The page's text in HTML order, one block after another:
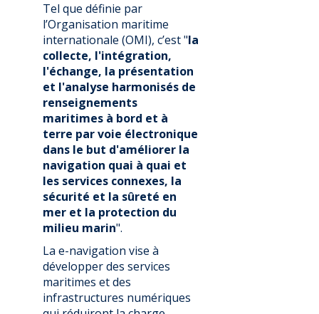
Tel que définie par
l’Organisation maritime
internationale (OMI), c’est "la
collecte, l'intégration,
l'échange, la présentation
et l'analyse harmonisés de
renseignements
maritimes à bord et à
terre par voie électronique
dans le but d'améliorer la
navigation quai à quai et
les services connexes, la
sécurité et la sûreté en
mer et la protection du
milieu marin".
La e-navigation vise à
développer des services
maritimes et des
infrastructures numériques